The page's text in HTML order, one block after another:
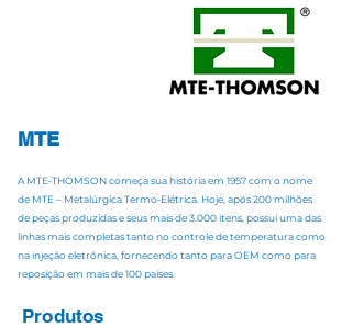
MTE
A MTE-THOMSON começa sua história em 1957 com o nome
de MTE – Metalúrgica Termo-Elétrica. Hoje, após 200 milhões
de peças produzidas e seus mais de 3.000 itens, possui uma das
linhas mais completas tanto no controle de temperatura como
na injeção eletrônica, fornecendo tanto para OEM como para
reposição em mais de 100 países.
Produtos